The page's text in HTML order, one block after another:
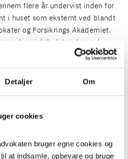
Detaljer Om
cookies
bruger egne cookies og
at indsamle, opbevare og bruge
flere år undervist inden for
i huset som eksternt ved blandt
og Forsikrings Akademiet.
med projektledelse, herunder
af større projekter med
til kundens behov.
DAG 2026
I FORVALTNINGSRET 2026